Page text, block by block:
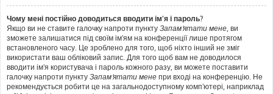
Чому мені постійно доводиться вводити ім’я і пароль?
Якщо ви не ставите галочку напроти пункту Запам'ятати мене, ви
зможете залишатися під своїм ім'ям на конференції лише протягом
встановленого часу. Це зроблено для того, щоб ніхто інший не зміг
використати ваш обліковий запис. Для того щоб вам не доводилося
вводити ім'я користувача і пароль кожного разу, ви можете поставити
галочку напроти пункту Запам'ятати мене при вході на конференцію. Не
рекомендується робити це на загальнодоступному комп'ютері, наприклад